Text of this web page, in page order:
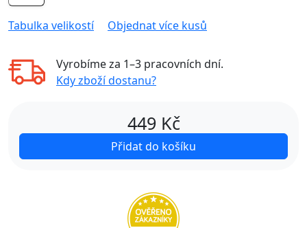
Tabulka velikostí Objednat více kusů
Vyrobíme za 1–3 pracovních dní.
Kdy zboží dostanu?
449 Kč
Přidat do košíku